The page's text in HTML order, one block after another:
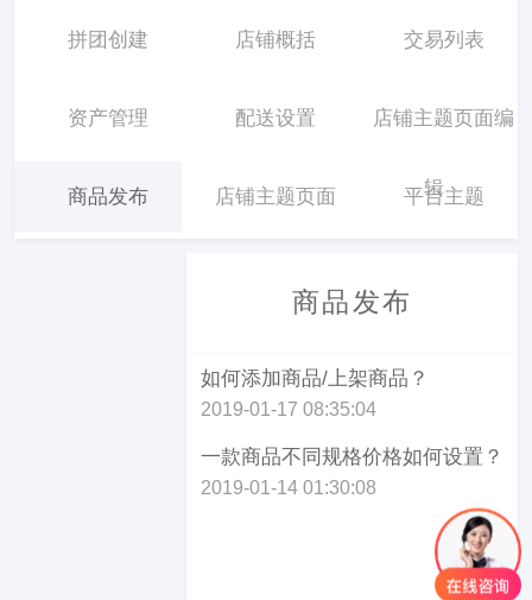
拼团创建 店铺概括 交易列表
资产管理 配送设置 店铺主题页面编
辑
商品发布 店铺主题页面 平台主题
商品发布
如何添加商品/上架商品？
2019-01-17 08:35:04
一款商品不同规格价格如何设置？
2019-01-14 01:30:08
1